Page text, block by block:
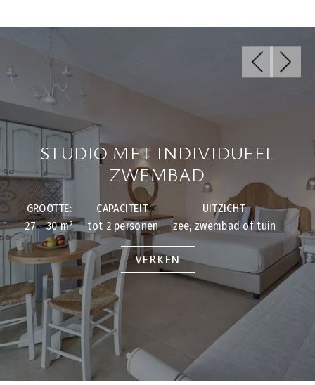
STUDIO MET INDIVIDUEEL
ZWEMBAD
GROOTTE:
27 - 30 m²
CAPACITEIT:
tot 2 personen
UITZICHT:
zee, zwembad of tuin
VERKEN